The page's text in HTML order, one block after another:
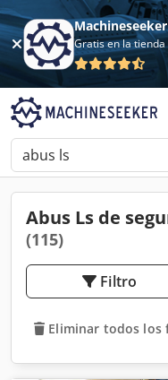
Machineseeker
Abus Ls de
(115)
Filtro
Eliminar todos los